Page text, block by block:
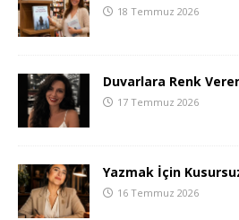
18 Temmuz 2026
Duvarlara Renk
17 Temmuz 2026
Yazmak İçin
16 Temmuz 2026